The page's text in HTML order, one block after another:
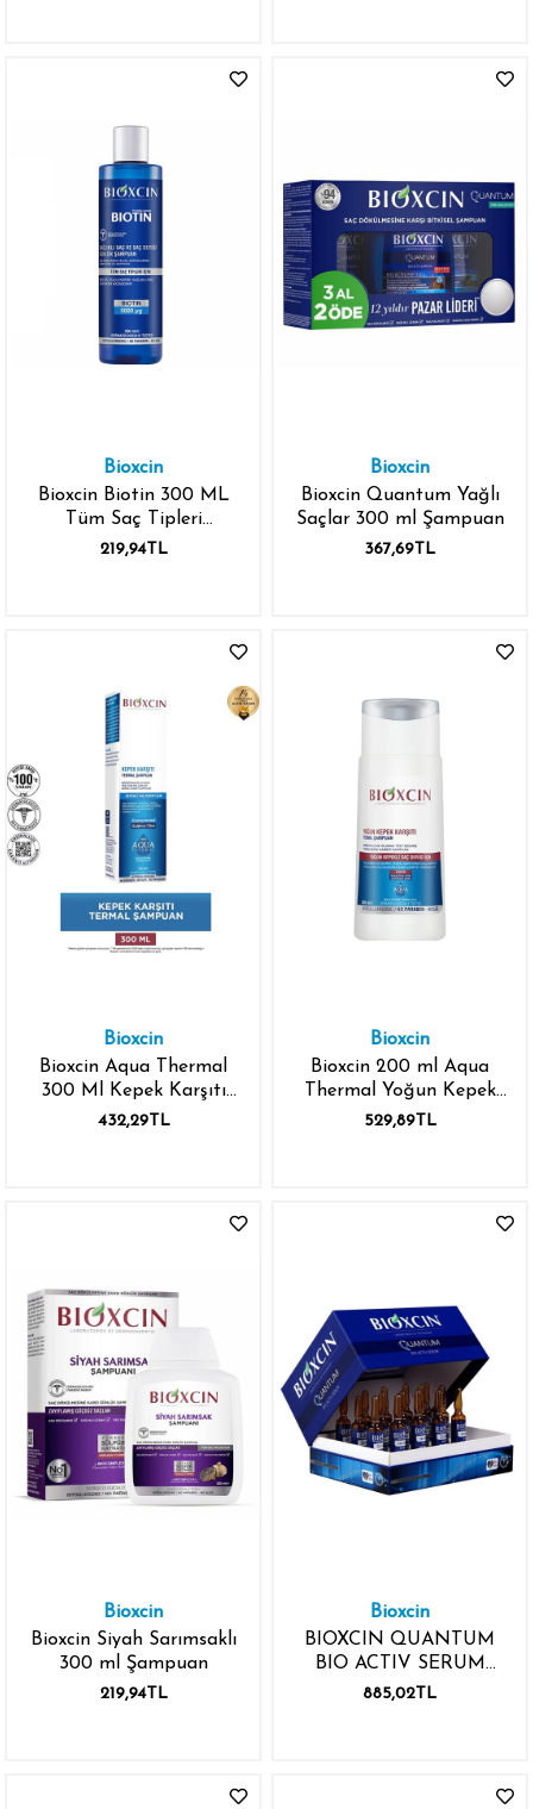
Bioxcin
Bioxcin Biotin 300 ML
Tüm Saç Tipleri
Şampuan
219,94TL
Bioxcin
Bioxcin Quantum Yağlı
Saçlar 300 ml Şampuan
367,69TL
Bioxcin
Bioxcin Aqua Thermal
300 Ml Kepek Karşıtı
Şampuan
432,29TL
Bioxcin
Bioxcin 200 ml Aqua
Thermal Yoğun Kepek
Karşıtı Şampuan
529,89TL
Bioxcin
Bioxcin Siyah Sarımsaklı
300 ml Şampuan
219,94TL
Bioxcin
BIOXCIN QUANTUM
BIO ACTIV SERUM
15X6ML
885,02TL